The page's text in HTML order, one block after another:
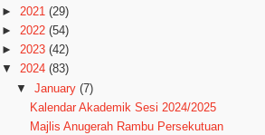
► 2021 (29)
► 2022 (54)
► 2023 (42)
▼
2024 (83)
▼
January (7)
Kalendar Akademik Sesi 2024/2025
Majlis Anugerah Rambu Persekutuan